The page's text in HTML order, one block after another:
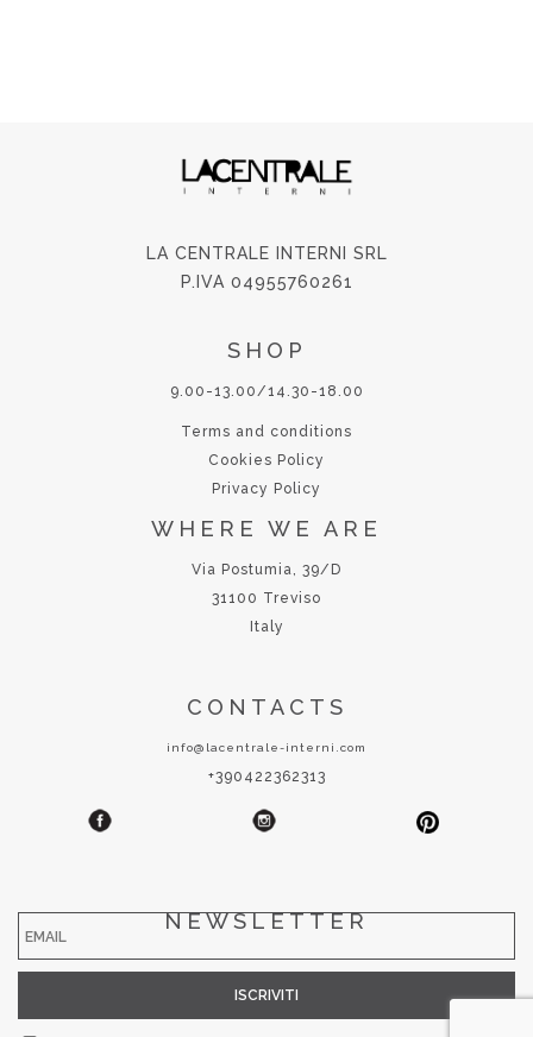
LA CENTRALE INTERNI SRL
P.IVA 04955760261
SHOP
9.00-13.00/14.30-18.00
Terms and conditions
Cookies Policy
Privacy Policy
WHERE WE ARE
Via Postumia, 39/D
31100 Treviso
Italy
CONTACTS
info@lacentrale-interni.com
+390422362313
NEWSLETTER